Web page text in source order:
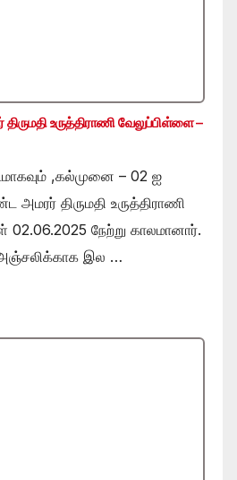
உருத்திராணி வேலுப்பிள்ளை –
,கல்முனை – 02 ஐ
அமரர் திருமதி உருத்திராணி
நேற்று காலமானார்.
இல …